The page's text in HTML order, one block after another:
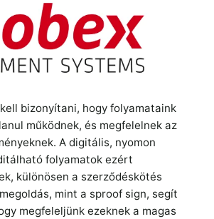
bizonyítani, hogy folyamataink
működnek, és megfelelnek az
A digitális, nyomon
folyamatok ezért
különösen a szerződéskötés
mint a sproof sign, segít
megfeleljünk ezeknek a magas